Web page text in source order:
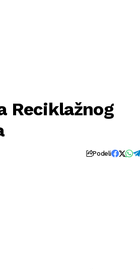
Reciklažnog
Podeli